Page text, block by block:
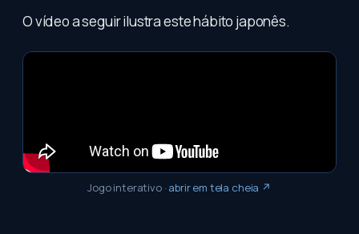
O vídeo a seguir ilustra este hábito japonês.
Jogo interativo· abrir em tela cheia ↗